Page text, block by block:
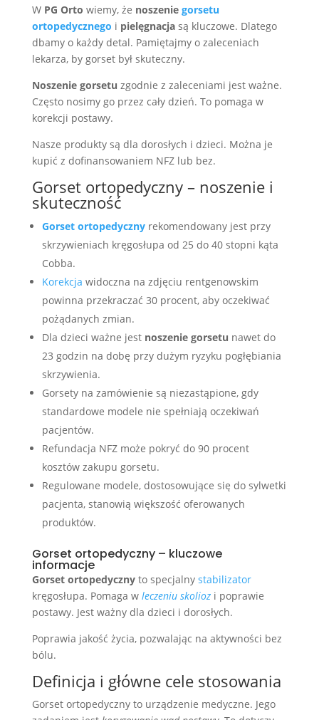
W PG Orto wiemy, że noszenie gorsetu
ortopedycznego i pielęgnacjasą kluczowe. Dlatego
dbamy o każdy detal. Pamiętajmy o zaleceniach
lekarza, by gorset był skuteczny.
Noszenie gorsetu zgodnie z zaleceniami jest ważne.
Często nosimy go przez cały dzień. To pomaga w
korekcji postawy.
Nasze produkty są dla dorosłych i dzieci. Można je
kupić z dofinansowaniem NFZ lub bez.
Gorset ortopedyczny – noszenie i
skuteczność
Gorset ortopedycznyrekomendowany jest przy
skrzywieniach kręgosłupa od 25 do 40 stopni kąta
Cobba.
Korekcja widoczna na zdjęciu rentgenowskim
powinna przekraczać 30 procent, aby oczekiwać
pożądanych zmian.
Dla dzieci ważne jest noszenie gorsetu nawet do
23 godzin na dobę przy dużym ryzyku pogłębiania
skrzywienia.
Gorsety na zamówienie są niezastąpione, gdy
standardowe modele nie spełniają oczekiwań
pacjentów.
Refundacja NFZ może pokryć do 90 procent
kosztów zakupu gorsetu.
Regulowane modele, dostosowujące się do sylwetki
pacjenta, stanowią większość oferowanych
produktów.
Gorset ortopedyczny – kluczowe
informacje
Gorset ortopedycznyto specjalny stabilizator
kręgosłupa. Pomaga w leczeniu skoliozi poprawie
postawy. Jest ważny dla dzieci i dorosłych.
Poprawia jakość życia, pozwalając na aktywności bez
bólu.
Definicja i główne cele stosowania
Gorset ortopedyczny to urządzenie medyczne. Jego